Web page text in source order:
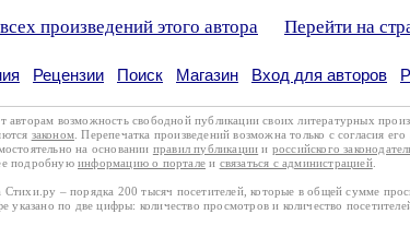
произведений этого автора Перейти на
Рецензии Поиск Магазин Вход для авторов
авторам возможность свободной публикации своих литературных
законом . Перепечатка произведений возможна только с согласия
на основании правил публикации и российского
подробную информацию о портале и связаться с администрацией.
Стихи.ру – порядка 200 тысяч посетителей, которые в общей сумме
указано по две цифры: количество просмотров и количество